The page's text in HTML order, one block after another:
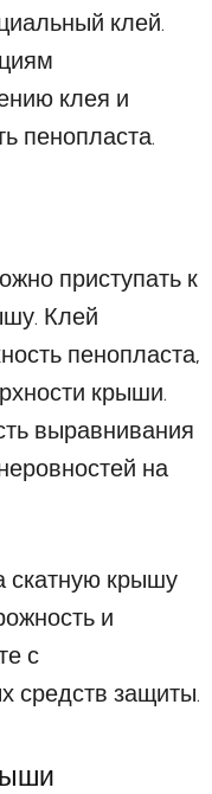
клей.
клея и
пенопласта.
приступать к
Клей
пенопласта,
крыши.
выравнивания
на
скатную крышу
и
с
средств защиты.